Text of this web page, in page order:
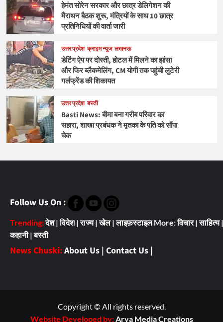
हेमंत सोरेन सरकार और छात्र डेलिगेशन की
मैराथन बैठक शुरू, मंत्रियों के साथ 10 छात्र
प्रतिनिधियों की वार्ता जारी
उत्तर प्रदेश क्राइम न्यूज लखनऊ
डेटिंग ऐप पर दोस्ती, होटल में मिलने का झांसा
और फिर ब्लैकमेलिंग, CM योगी तक पहुंची लुटेरी
गर्लफ्रेंड की शिकायत
उत्तर प्रदेश बस्ती
Basti News: बीमा बना गरीब परिवार का
सहारा, शाखा प्रबंधक ने मृतका के पति को सौंपा
चेक
Follow Us On :
Trending:देश|विदेश|राज्य|खेल|लाइफ़स्टाइल More:विचार|साहित्य|
कहानी|बस्ती
News Chuski:About Us | Contact Us |
Copyright © All rights reserved.
Website Developed by: Arya Media Creations